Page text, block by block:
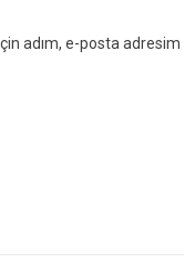
adım, e-posta adresim